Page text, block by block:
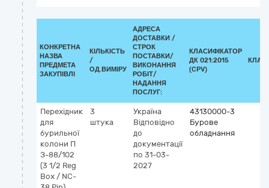
КОНКРЕТНА
НАЗВА
ПРЕДМЕТА
ЗАКУПІВЛІ
КІЛЬКІСТЬ
/
ОД.ВИМІРУ
АДРЕСА
ДОСТАВКИ /
СТРОК
ПОСТАВКИ/
ВИКОНАННЯ
РОБІТ/
НАДАННЯ
ПОСЛУГ:
КЛАСИФІКАТОР
ДК 021:2015
(CPV)
Перехідник
для
бурильної
колони П
З-88/102
(3 1/2 Reg
Box / NC-
3
штука
Україна
Відповідно
до
документації
по 31-03-
2027
43130000-3
Бурове
обладнання